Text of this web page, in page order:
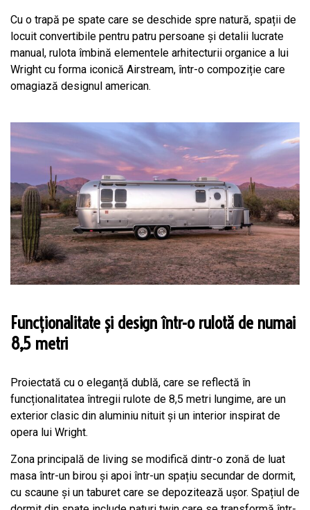
Cu o trapă pe spate care se deschide spre natură, spații de
locuit convertibile pentru patru persoane și detalii lucrate
manual, rulota îmbină elementele arhitecturii organice a lui
Wright cu forma iconică Airstream, într-o compoziție care
omagiază designul american.
Funcționalitate și design într-o rulotă de numai
8,5 metri
Proiectată cu o eleganță dublă, care se reflectă în
funcționalitatea întregii rulote de 8,5 metri lungime, are un
exterior clasic din aluminiu nituit și un interior inspirat de
opera lui Wright.
Zona principală de living se modifică dintr-o zonă de luat
masa într-un birou și apoi într-un spațiu secundar de dormit,
cu scaune și un taburet care se depozitează ușor. Spațiul de